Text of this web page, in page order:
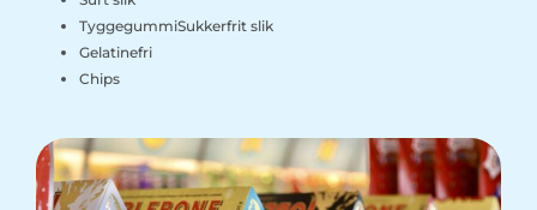
TyggegummiSukkerfrit slik
Gelatinefri
Chips